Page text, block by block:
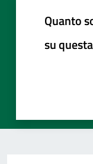
Quanto
su